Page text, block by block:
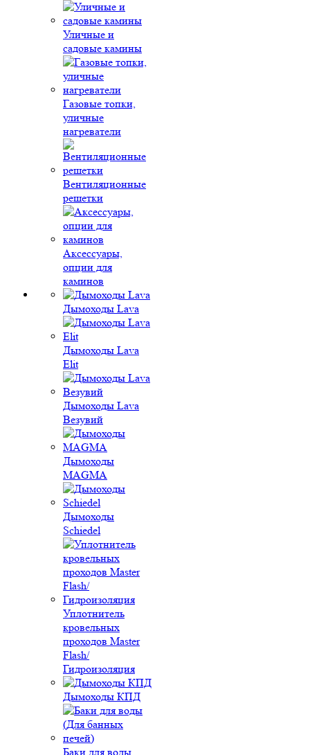
Уличные и
садовые камины
Газовые топки,
уличные
нагреватели
Вентиляционные
решетки
Аксессуары,
опции для
каминов
Дымоходы Lava
Дымоходы Lava
Elit
Дымоходы Lava
Везувий
Дымоходы
MAGMA
Дымоходы
Schiedel
Уплотнитель
кровельных
проходов Master
Flash/
Гидроизоляция
Дымоходы КПД
Баки для воды